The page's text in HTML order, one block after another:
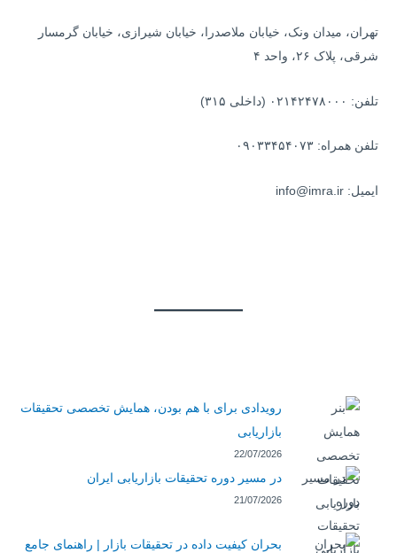
تهران، میدان ونک، خیابان ملاصدرا، خیابان شیرازی، خیابان گرمسار
شرقی، پلاک ۲۶، واحد ۴
تلفن: ۰۲۱۴۲۴۷۸۰۰۰ (داخلی ۳۱۵)
تلفن همراه: ۰۹۰۳۳۴۵۴۰۷۳
ایمیل: info@imra.ir
رویدادی برای با هم بودن، همایش تخصصی تحقیقات
بازاریابی
22/07/2026
در مسیر دوره تحقیقات بازاریابی ایران
21/07/2026
بحران کیفیت داده در تحقیقات بازار | راهنمای جامع